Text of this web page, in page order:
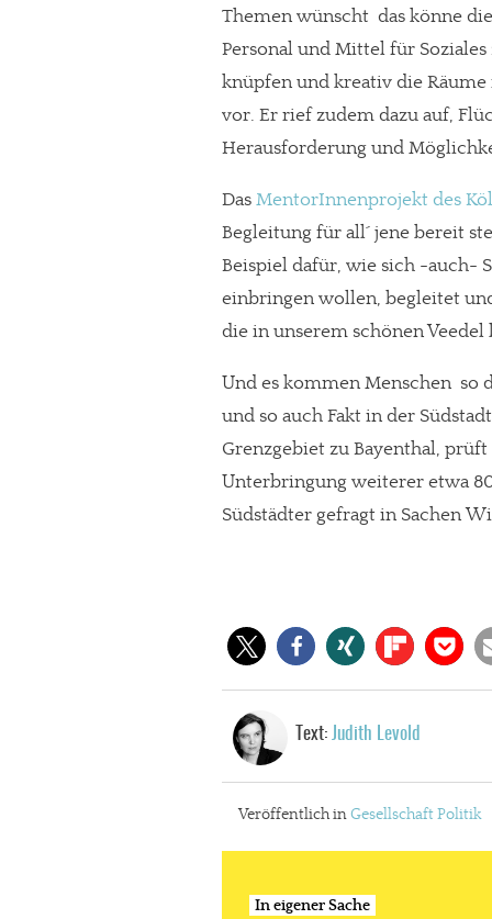
Themen wünscht  das könne
Personal und Mittel für
knüpfen und kreativ die
vor. Er rief zudem dazu auf,
Herausforderung und
Das MentorInnenprojekt des
Begleitung für all´ jene bereit
Beispiel dafür, wie sich -auch-
einbringen wollen, begleitet
die in unserem schönen
Und es kommen Menschen 
und so auch Fakt in der
Grenzgebiet zu Bayenthal,
Unterbringung weiterer etwa
Südstädter gefragt in Sachen
Text: Judith Levold
Veröffentlich inGesellschaftPolitik
In eigener Sache